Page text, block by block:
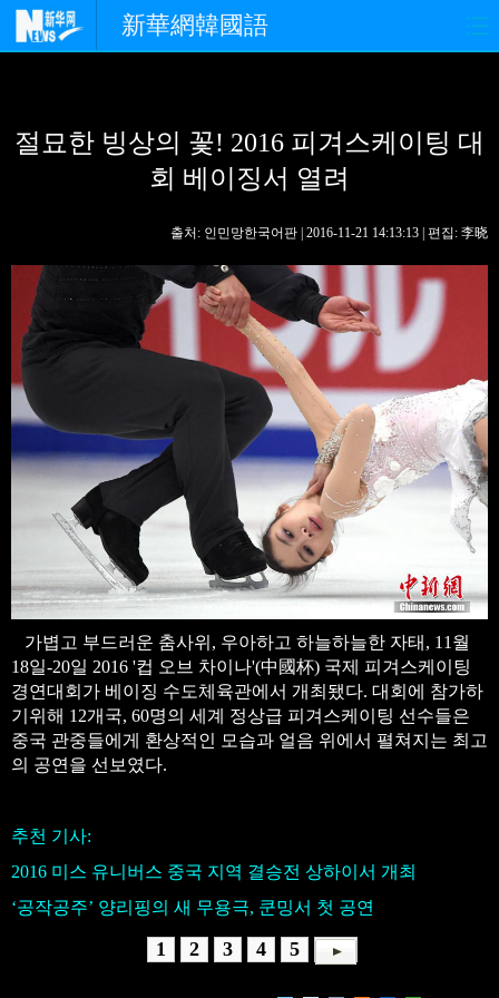
新華網韓國語
경제 사회 포토
핫 TV
절묘한 빙상의 꽃! 2016 피겨스케이팅 대
회 베이징서 열려
출처: 인민망한국어판 | 2016-11-21 14:13:13 | 편집: 李晓
가볍고 부드러운 춤사위, 우아하고 하늘하늘한 자태, 11월
18일-20일 2016 '컵 오브 차이나'(中國杯) 국제 피겨스케이팅
경연대회가 베이징 수도체육관에서 개최됐다. 대회에 참가하
기위해 12개국, 60명의 세계 정상급 피겨스케이팅 선수들은
중국 관중들에게 환상적인 모습과 얼음 위에서 펼쳐지는 최고
의 공연을 선보였다.
추천 기사:
2016 미스 유니버스 중국 지역 결승전 상하이서 개최
‘공작공주’ 양리핑의 새 무용극, 쿤밍서 첫 공연
1 2 3 4 5